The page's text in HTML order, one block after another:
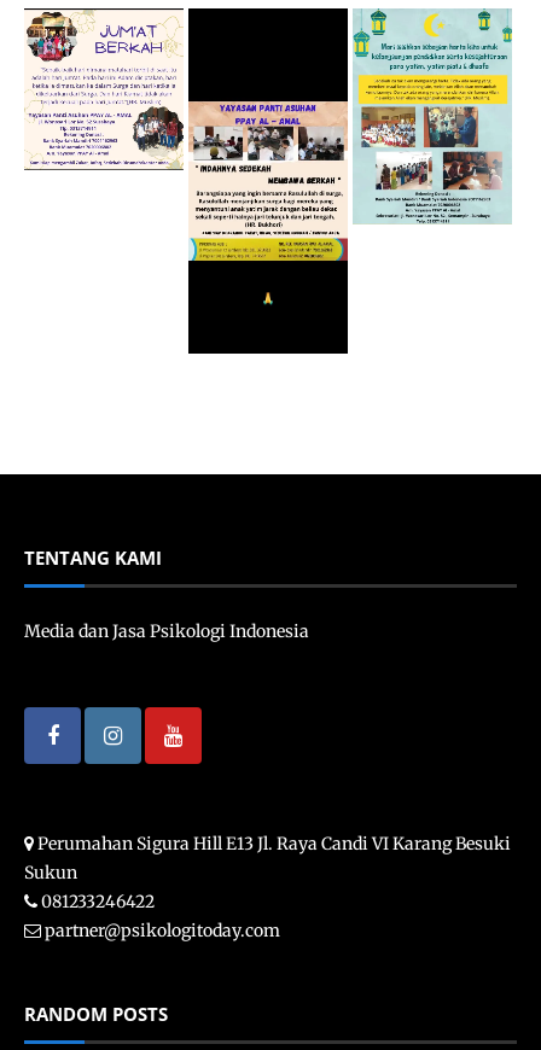
TENTANG KAMI
Media dan Jasa Psikologi Indonesia
Perumahan Sigura Hill E13 Jl. Raya Candi VI Karang Besuki
Sukun
081233246422
partner@psikologitoday.com
RANDOM POSTS